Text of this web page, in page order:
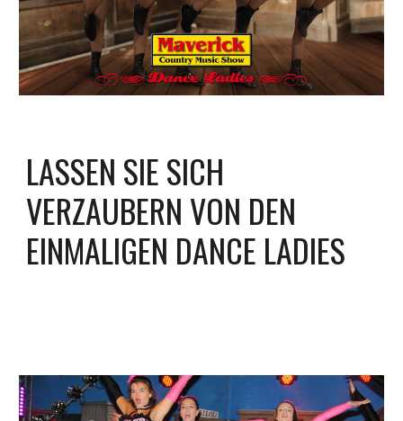
LASSEN SIE SICH
VERZAUBERN VON DEN
EINMALIGEN DANCE LADIES